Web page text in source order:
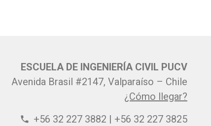
ESCUELA DE INGENIERÍA CIVIL PUCV
Avenida Brasil #2147, Valparaíso – Chile
¿Cómo llegar?
phone +56 32 227 3882 | +56 32 227 3825